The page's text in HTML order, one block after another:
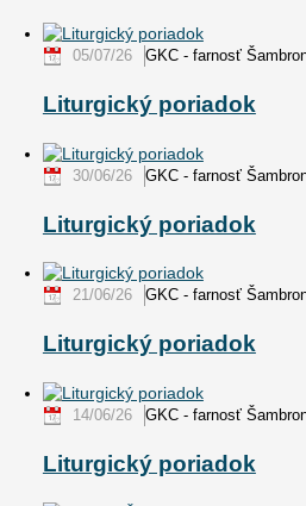
GKC - farnosť
05/07/26
Liturgický poriadok
GKC - farnosť
30/06/26
Liturgický poriadok
GKC - farnosť
21/06/26
Liturgický poriadok
GKC - farnosť
14/06/26
Liturgický poriadok